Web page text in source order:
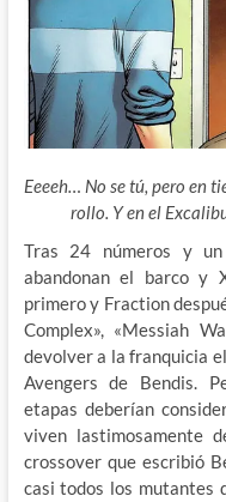
Eeeeh… No se tú, pero en
rollo. Y en el
Tras 24 números y
abandonan el barco y
primero y Fraction
Complex», «Messiah
devolver a la franquicia
Avengers de Bendis.
etapas deberían
viven lastimosamente
crossover que escribió
casi todos los mutantes